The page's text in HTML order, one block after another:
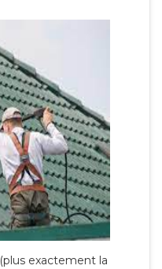
(plus exactement la